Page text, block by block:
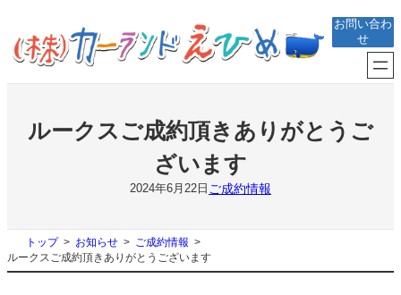
を
ス
キ
お問い合わ
せ
ルークスご成約頂きありがとうご
ざいます
2024年6月22日 ご成約情報
トップ お知らせ
ご成約情報
ルークスご成約頂きありがとうございます